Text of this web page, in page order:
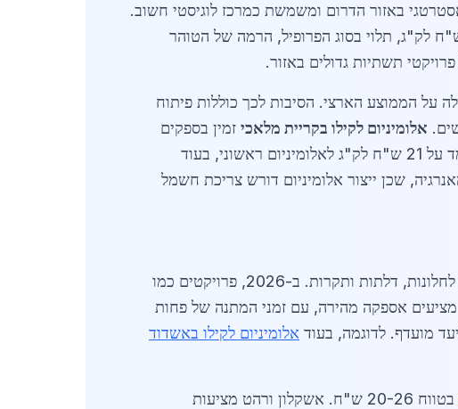
של כ-23,771 תושבים, ממוקמת באופן אסטרטגי באזור הדרום ומשמשת כמרכז לוגיסטי חשוב.
המקומי של אלומיניום לקילו בקריית מלאכי מאופיין במחירים תחרותיים, הנעים בין 18 ל-24 ש"ח לק"ג, תלוי בסוג הפרופיל, הרמה של הטוהר
הדרום הגידול עולה על הממוצע הארצי. הסיבות לכך כוללות פיתוח
אלומיניום לקילו בקריית מלאכי זמין בספקים
מקומיים רבים, כמו חברות המתמחות בפרופילים מחוזקים וסגסוגות מיוחדות. מחיר ממוצע נוכחי עומד על 21 ש"ח לק"ג לאלומיניום ראשוני, בעוד
במחירי האנרגיה, שכן ייצור אלומיניום דורש צריכת חשמל
מונע בעיקר על ידי תעשיית הבנייה, שבה אלומיניום משמש לחלונות, דלתות ותקרות. ב-2026, פרויקטים כמו
מציעים אספקה מהירה, עם זמני המתנה של פחות
אלומיניום לקילו באשדוד
בטווח 20-26 ש"ח. אשקלון ורהט מציעות